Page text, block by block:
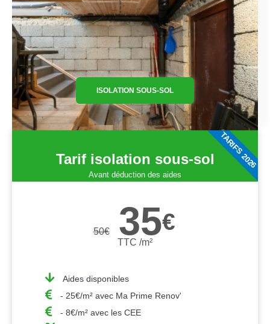
ISOLATION SOUS-SOL
Tarif isolation sous-sol
Avant déduction des aides
50€ 35€
TTC /m²
Aides disponibles
- 25€/m² avec Ma Prime Renov'
- 8€/m² avec les CEE
TARIFS 2026